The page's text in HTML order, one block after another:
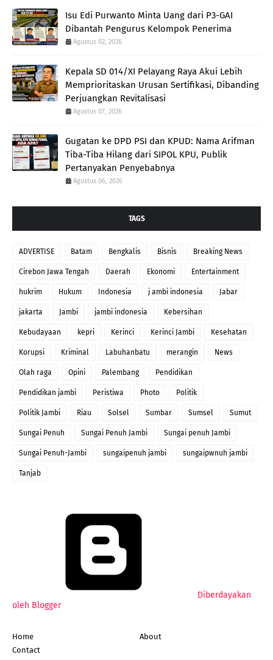
Isu Edi Purwanto Minta Uang dari P3-GAI
Dibantah Pengurus Kelompok Penerima
Agustus 02, 2026
Kepala SD 014/XI Pelayang Raya Akui Lebih
Memprioritaskan Urusan Sertifikasi, Dibanding
Perjuangkan Revitalisasi
Agustus 07, 2026
Gugatan ke DPD PSI dan KPUD: Nama Arifman
Tiba-Tiba Hilang dari SIPOL KPU, Publik
Pertanyakan Penyebabnya
Agustus 06, 2026
TAGS
ADVERTISE Batam Bengkalis Bisnis Breaking News
Cirebon Jawa Tengah Daerah Ekonomi Entertainment
hukrim Hukum Indonesia j ambi indonesia Jabar
jakarta Jambi jambi indonesia Kebersihan
Kebudayaan kepri Kerinci Kerinci Jambi Kesehatan
Korupsi Kriminal Labuhanbatu merangin News
Olah raga Opini Palembang Pendidikan
Pendidikan jambi Peristiwa Photo Politik
Politik Jambi Riau Solsel Sumbar Sumsel Sumut
Sungai Penuh Sungai Penuh Jambi Sungai penuh Jambi
Sungai Penuh-Jambi sungaipenuh jambi sungaipwnuh jambi
Tanjab
Diberdayakan
oleh Blogger
Home
About
Contact